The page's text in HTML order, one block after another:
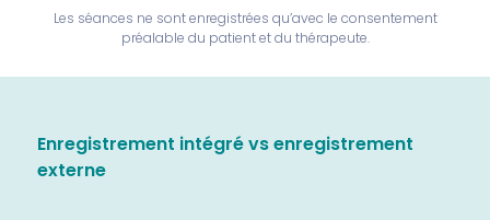
Les séances ne sont enregistrées qu’avec le consentement
préalable du patient et du thérapeute.
Enregistrement intégré vs enregistrement
externe